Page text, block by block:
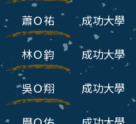
蕭Ｏ祐 成功大學
林Ｏ鈞 成功大學
吳Ｏ翔 成功大學